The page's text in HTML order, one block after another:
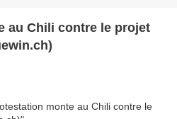
au Chili contre le projet